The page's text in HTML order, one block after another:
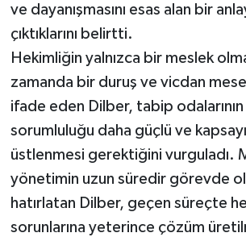
ve dayanışmasını esas alan bir
çıktıklarını belirtti.
Hekimliğin yalnızca bir meslek
zamanda bir duruş ve vicdan
ifade eden Dilber, tabip odalarının
sorumluluğu daha güçlü ve
üstlenmesi gerektiğini vurguladı.
yönetimin uzun süredir görevde
hatırlatan Dilber, geçen süreçte
sorunlarına yeterince çözüm